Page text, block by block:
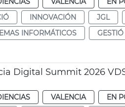
INNOVACIÓN JGL
INFORMÁTICOS
Digital Summit 2026
VALENCIA
EN